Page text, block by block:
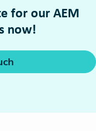
for our AEM
now!